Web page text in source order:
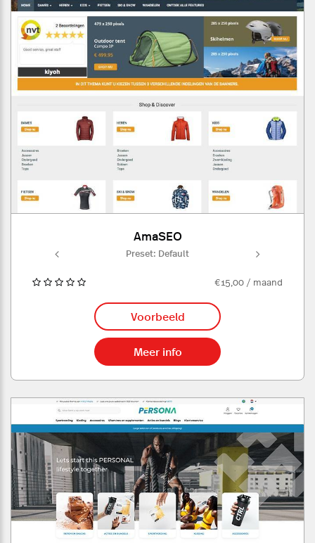
AmaSEO
Preset: Default
€15,00 / maand
Voorbeeld
Meer info